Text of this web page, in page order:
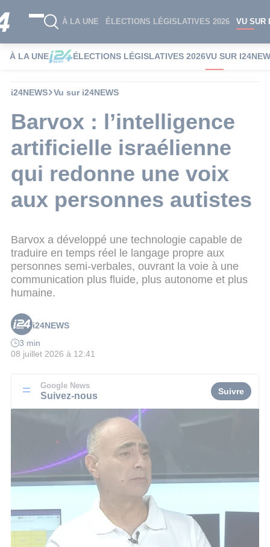
À LA UNE ÉLECTIONS LÉGISLATIVES 2026 VU SUR
À LA UNE ÉLECTIONS LÉGISLATIVES 2026VU SUR
i24NEWS Vu sur i24NEWS
Barvox : l’intelligence
artificielle israélienne
qui redonne une voix
aux personnes autistes
Barvox a développé une technologie capable de
traduire en temps réel le langage propre aux
personnes semi-verbales, ouvrant la voie à une
communication plus fluide, plus autonome et plus
humaine.
i24NEWS
3 min
08 juillet 2026 à 12:41
Google News
Suivez-nous Suivre